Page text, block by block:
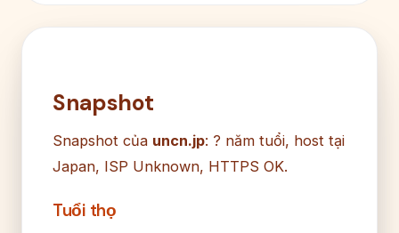
Snapshot
Snapshot của uncn.jp: ? năm tuổi, host tại
Japan, ISP Unknown, HTTPS OK.
Tuổi thọ